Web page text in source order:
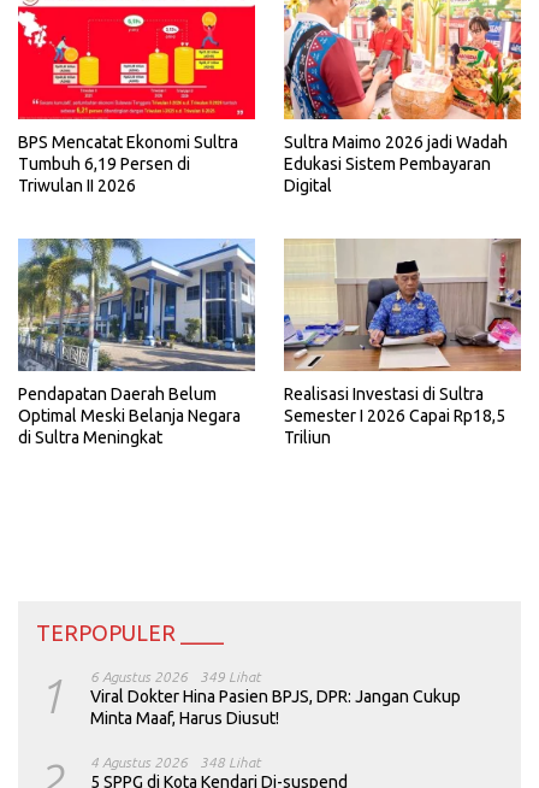
BPS Mencatat Ekonomi Sultra
Tumbuh 6,19 Persen di
Triwulan II 2026
Sultra Maimo 2026 jadi Wadah
Edukasi Sistem Pembayaran
Digital
Pendapatan Daerah Belum
Optimal Meski Belanja Negara
di Sultra Meningkat
Realisasi Investasi di Sultra
Semester I 2026 Capai Rp18,5
Triliun
TERPOPULER ____
1 6 Agustus 2026 349 Lihat
Viral Dokter Hina Pasien BPJS, DPR: Jangan Cukup
Minta Maaf, Harus Diusut!
4 Agustus 2026 348 Lihat
5 SPPG di Kota Kendari Di-suspend